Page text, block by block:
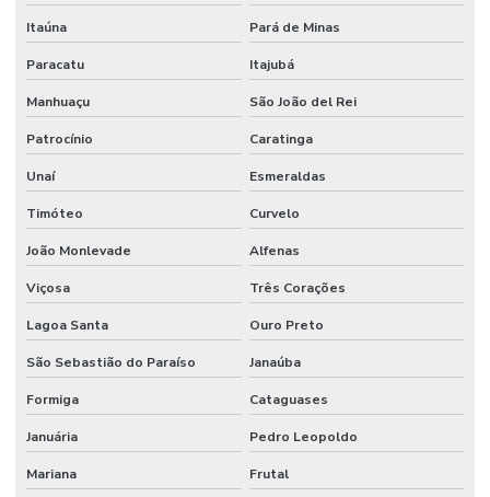
Itaúna Pará de Minas
Paracatu Itajubá
Manhuaçu São João del Rei
Patrocínio Caratinga
Unaí Esmeraldas
Timóteo Curvelo
João Monlevade Alfenas
Viçosa Três Corações
Lagoa Santa Ouro Preto
São Sebastião do Paraíso Janaúba
Formiga Cataguases
Januária Pedro Leopoldo
Mariana Frutal